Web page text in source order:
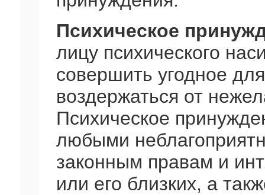
Психическое
лицу психического
совершить угодное
воздержаться от
Психическое
любыми
законным правам и
или его близких, а